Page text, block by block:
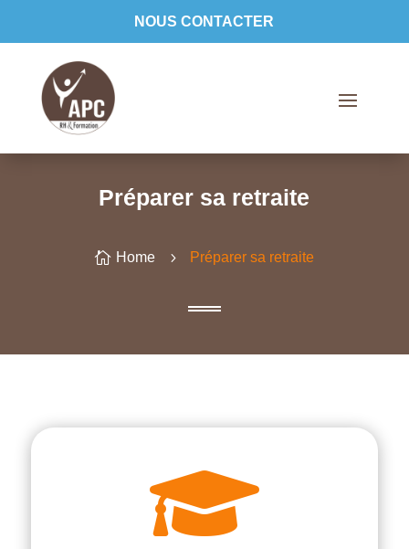
NOUS CONTACTER
Préparer sa retraite
 Home 5 Préparer sa retraite
